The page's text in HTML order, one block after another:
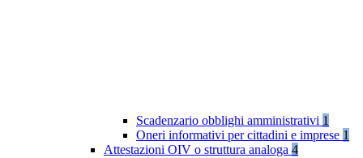
Scadenzario obblighi amministrativi 1
Oneri informativi per cittadini e imprese 1
Attestazioni OIV o struttura analoga 4